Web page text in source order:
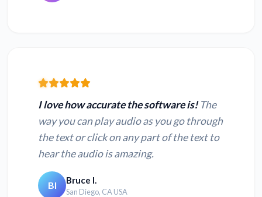
I love how accurate the software is!The
way you can play audio as you go through
the text or click on any part of the text to
hear the audio is amazing.
BI Bruce I.
San Diego, CA USA